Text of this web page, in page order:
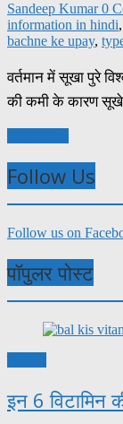
Sandeep Kumar0
information in hindi,
bachne ke upay,
वर्तमान में सूखा पुरे
की कमी के कारण सूखे
Follow Us
Follow us on
पॉपुलर पोस्ट
इन 6 विटामिन